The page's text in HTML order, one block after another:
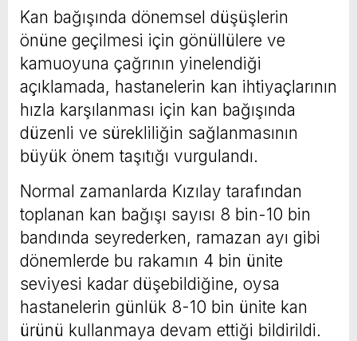
Kan bağışında dönemsel düşüşlerin
önüne geçilmesi için gönüllülere ve
kamuoyuna çağrının yinelendiği
açıklamada, hastanelerin kan ihtiyaçlarının
hızla karşılanması için kan bağışında
düzenli ve sürekliliğin sağlanmasının
büyük önem taşıtığı vurgulandı.
Normal zamanlarda Kızılay tarafından
toplanan kan bağışı sayısı 8 bin-10 bin
bandında seyrederken, ramazan ayı gibi
dönemlerde bu rakamın 4 bin ünite
seviyesi kadar düşebildiğine, oysa
hastanelerin günlük 8-10 bin ünite kan
ürünü kullanmaya devam ettiği bildirildi.